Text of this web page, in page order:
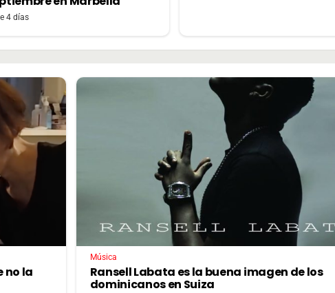
4 días
no la
Música
Ransell Labata es la buena imagen de los
dominicanos en Suiza